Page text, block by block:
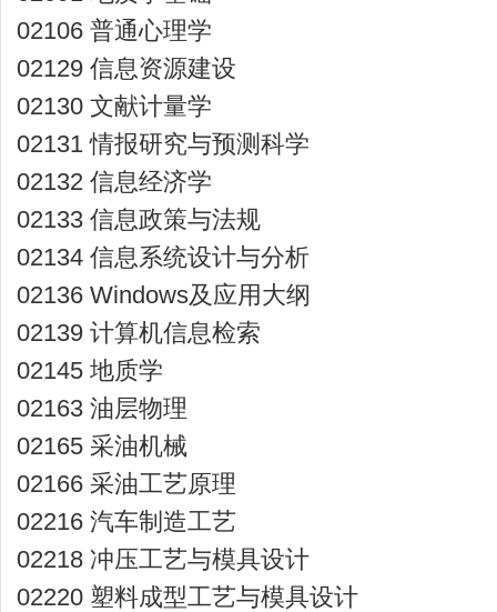
02106 普通心理学
02129 信息资源建设
02130 文献计量学
02131 情报研究与预测科学
02132 信息经济学
02133 信息政策与法规
02134 信息系统设计与分析
02136 Windows及应用大纲
02139 计算机信息检索
02145 地质学
02163 油层物理
02165 采油机械
02166 采油工艺原理
02216 汽车制造工艺
02218 冲压工艺与模具设计
02220 塑料成型工艺与模具设计